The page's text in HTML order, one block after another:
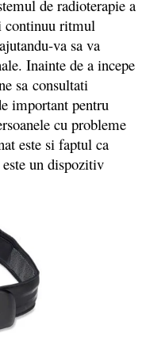
de radioterapie a
continuu ritmul
va sa va
Inainte de a incepe
sa consultati
important pentru
cu probleme
este si faptul ca
un dispozitiv